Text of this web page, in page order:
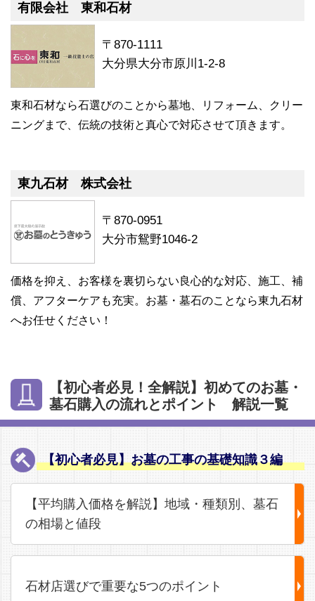
有限会社 東和石材
〒870-1111
大分県大分市原川1-2-8
東和石材なら石選びのことから墓地、リフォーム、クリー
ニングまで、伝統の技術と真心で対応させて頂きます。
東九石材 株式会社
〒870-0951
大分市鴛野1046-2
価格を抑え、お客様を裏切らない良心的な対応、施工、補
償、アフターケアも充実。お墓・墓石のことなら東九石材
へお任せください！
【初心者必見！全解説】初めてのお墓・
墓石購入の流れとポイント 解説一覧
【初心者必見】お墓の工事の基礎知識３編
【平均購入価格を解説】地域・種類別、墓石
の相場と値段
石材店選びで重要な5つのポイント